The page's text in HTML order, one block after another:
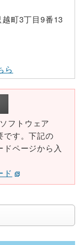
町3丁目9番13
ら
フトウェア
です。下記の
ページから入
ド